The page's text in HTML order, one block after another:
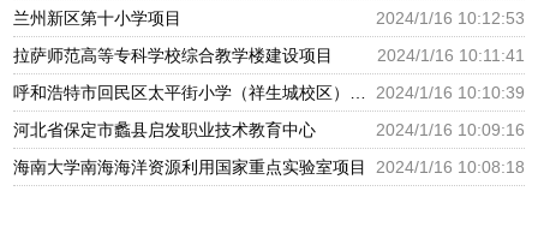
兰州新区第十小学项目
2024/1/16 10:12:53
拉萨师范高等专科学校综合教学楼建设项目
2024/1/16 10:11:41
2024/1/16 10:10:39
河北省保定市蠡县启发职业技术教育中心
2024/1/16 10:09:16
海南大学南海海洋资源利用国家重点实验室项目
2024/1/16 10:08:18